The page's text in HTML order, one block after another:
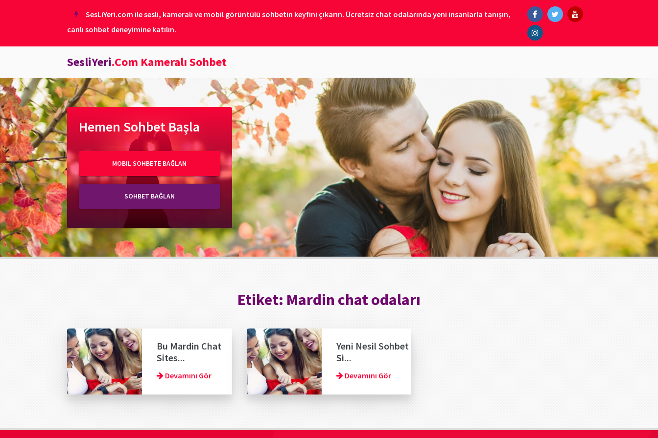
SesLiYeri.com ile sesli, kameralı ve mobil görüntülü sohbetin keyfini çıkarın. Ücretsiz chat odalarında yeni insanlarla tanışın,
canlı sohbet deneyimine katılın.
SesliYeri.Com Kameralı Sohbet
Hemen Sohbet Başla
MOBIL SOHBETE BAĞLAN
SOHBET BAĞLAN
Etiket: Mardin chat odaları
Bu Mardin Chat
Sites...
Devamını Gör
Yeni Nesil Sohbet
Si...
Devamını Gör